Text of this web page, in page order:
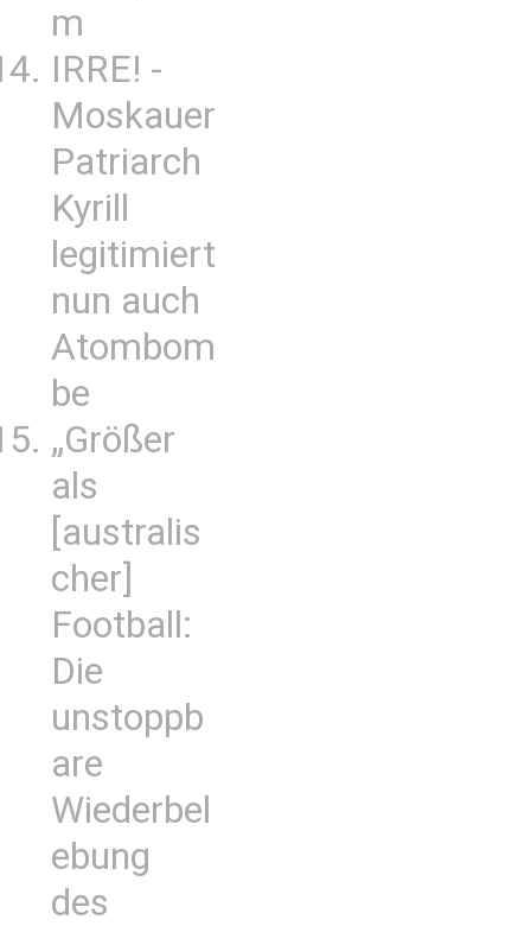
m
IRRE! -
Moskauer
Patriarch
Kyrill
legitimiert
nun auch
Atombom
be
„Größer
als
[australis
cher]
Football:
Die
unstoppb
are
Wiederbel
ebung
des